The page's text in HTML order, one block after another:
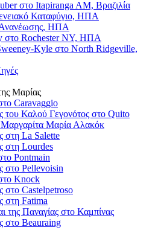
στο Itapiranga AM, Βραζιλία
Καταφύγιο, ΗΠΑ
Ανανέωσης, ΗΠΑ
στο Rochester NY, ΗΠΑ
Kyle στο North Ridgeville,
Μαρίας
Caravaggio
του Καλού Γεγονότος στο Quito
Μαργαρίτα Μαρία Αλακόκ
στη La Salette
στη Lourdes
Pontmain
στο Pellevoisin
Knock
στο Castelpetroso
στη Fatima
της Παναγίας στο Καμπίνας
στο Beauraing